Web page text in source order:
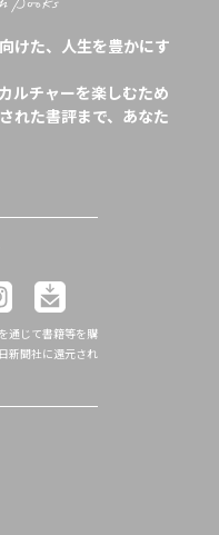
けた、人生を豊かにす
ルチャーを楽しむため
れた書評まで、あなた
通じて書籍等を購
新聞社に還元され